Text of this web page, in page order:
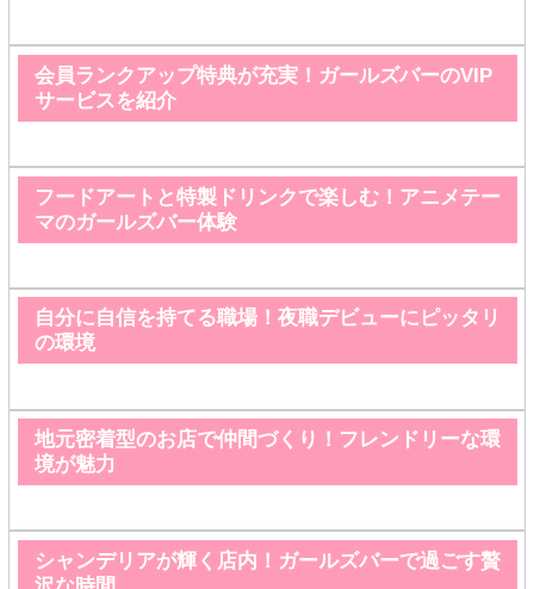
会員ランクアップ特典が充実！ガールズバーのVIP
サービスを紹介
フードアートと特製ドリンクで楽しむ！アニメテー
マのガールズバー体験
自分に自信を持てる職場！夜職デビューにピッタリ
の環境
地元密着型のお店で仲間づくり！フレンドリーな環
境が魅力
シャンデリアが輝く店内！ガールズバーで過ごす贅